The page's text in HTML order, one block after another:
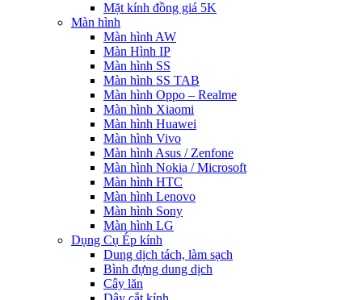
Mặt kính đồng giá 5K
Màn hình
Màn hình AW
Màn Hình IP
Màn hình SS
Màn hình SS TAB
Màn hình Oppo – Realme
Màn hình Xiaomi
Màn hình Huawei
Màn hình Vivo
Màn hình Asus / Zenfone
Màn hình Nokia / Microsoft
Màn hình HTC
Màn hình Lenovo
Màn hình Sony
Màn hình LG
Dụng Cụ Ép kính
Dung dịch tách, làm sạch
Bình đựng dung dịch
Cây lăn